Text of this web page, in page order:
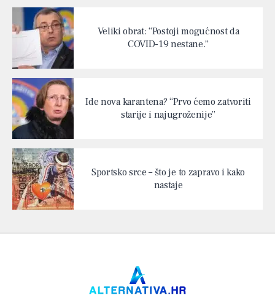
Veliki obrat: “Postoji mogućnost da
COVID-19 nestane.”
Ide nova karantena? “Prvo ćemo zatvoriti
starije i najugroženije”
Sportsko srce – što je to zapravo i kako
nastaje